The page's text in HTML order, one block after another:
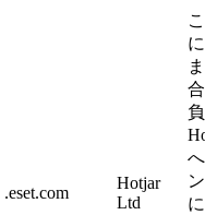
.eset.com
Hotjar
Ltd